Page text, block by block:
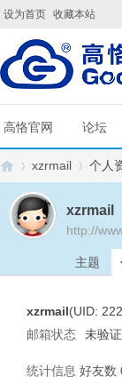
设为首页 收藏本站
高恪官网 论坛
xzrmail 个人
xzrmail
http://
主题
xzrmail(UID:
邮箱状态
未验证
统计信息 好友数